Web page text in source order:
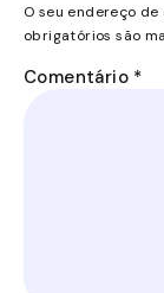
O seu endereço
obrigatórios são
Comentário *